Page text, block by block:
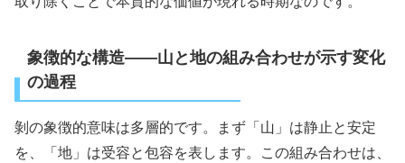
象徴的な構造――山と地の組み合わせが示す変化
の過程
剝の象徴的意味は多層的です。まず「山」は静止と安定
を、「地」は受容と包容を表します。この組み合わせは、